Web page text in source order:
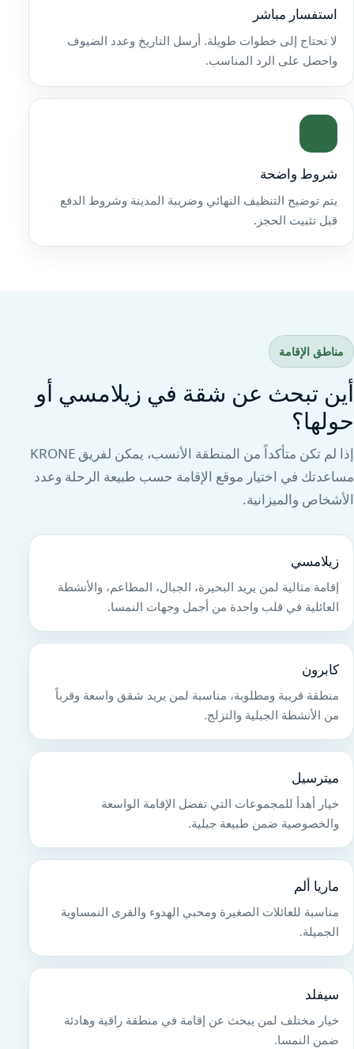
استفسار مباشر
لا تحتاج إلى خطوات طويلة. أرسل التاريخ وعدد الضيوف
واحصل على الرد المناسب.
شروط واضحة
يتم توضيح التنظيف النهائي وضريبة المدينة وشروط الدفع
قبل تثبيت الحجز.
مناطق الإقامة
أين تبحث عن شقة في زيلامسي أو
حولها؟
إذا لم تكن متأكداً من المنطقة الأنسب، يمكن لفريق KRONE
مساعدتك في اختيار موقع الإقامة حسب طبيعة الرحلة وعدد
الأشخاص والميزانية.
زيلامسي
إقامة مثالية لمن يريد البحيرة، الجبال، المطاعم، والأنشطة
العائلية في قلب واحدة من أجمل وجهات النمسا.
كابرون
منطقة قريبة ومطلوبة، مناسبة لمن يريد شقق واسعة وقرباً
من الأنشطة الجبلية والتزلج.
ميترسيل
خيار أهدأ للمجموعات التي تفضل الإقامة الواسعة
والخصوصية ضمن طبيعة جبلية.
ماريا ألم
مناسبة للعائلات الصغيرة ومحبي الهدوء والقرى النمساوية
الجميلة.
سيفلد
خيار مختلف لمن يبحث عن إقامة في منطقة راقية وهادئة
ضمن النمسا.